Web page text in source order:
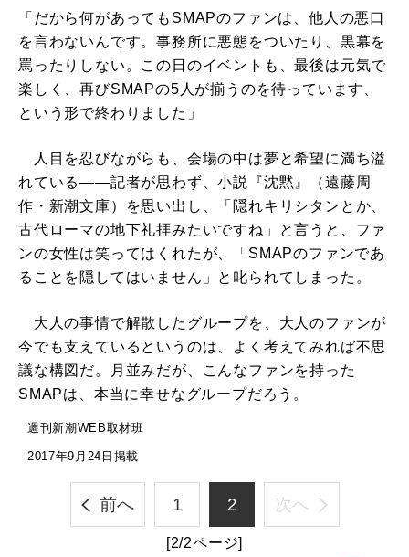
「だから何があってもSMAPのファンは、他人の悪口
を言わないんです。事務所に悪態をついたり、黒幕を
罵ったりしない。この日のイベントも、最後は元気で
楽しく、再びSMAPの5人が揃うのを待っています、
という形で終わりました」
人目を忍びながらも、会場の中は夢と希望に満ち溢
れている――記者が思わず、小説『沈黙』（遠藤周
作・新潮文庫）を思い出し、「隠れキリシタンとか、
古代ローマの地下礼拝みたいですね」と言うと、ファ
ンの女性は笑ってはくれたが、「SMAPのファンであ
ることを隠してはいません」と叱られてしまった。
大人の事情で解散したグループを、大人のファンが
今でも支えているというのは、よく考えてみれば不思
議な構図だ。月並みだが、こんなファンを持った
SMAPは、本当に幸せなグループだろう。
週刊新潮WEB取材班
2017年9月24日掲載
前へ 1 2 次へ
[2/2ページ]